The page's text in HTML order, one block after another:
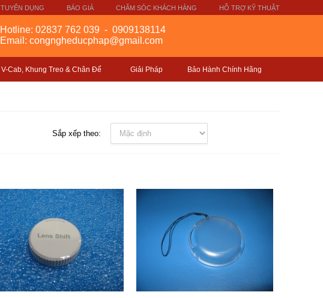
TUYỂN DỤNG BÁO GIÁ CHĂM SÓC KHÁCH HÀNG HỖ TRỢ KỸ THUẬT
Hotline: 02837 762 039 - 0909138114
Email: congngheducphap@gmail.com
V-Cab, Khung Treo & Chân Đế Giải Pháp Bảo Hành Chính Hãng
Sắp xếp theo: